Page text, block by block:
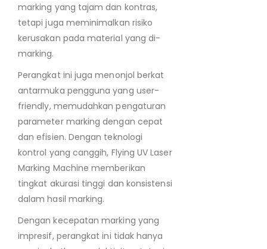
marking yang tajam dan kontras,
tetapi juga meminimalkan risiko
kerusakan pada material yang di-
marking.
Perangkat ini juga menonjol berkat
antarmuka pengguna yang user-
friendly, memudahkan pengaturan
parameter marking dengan cepat
dan efisien. Dengan teknologi
kontrol yang canggih, Flying UV Laser
Marking Machine memberikan
tingkat akurasi tinggi dan konsistensi
dalam hasil marking.
Dengan kecepatan marking yang
impresif, perangkat ini tidak hanya